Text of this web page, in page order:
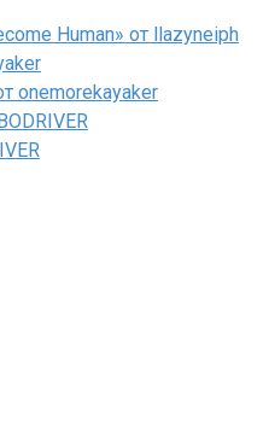
Human» от llazyneiph
onemorekayaker